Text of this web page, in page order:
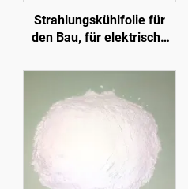
Strahlungskühlfolie für
den Bau, für elektrische
spezielle Lagerhallen,
Öltanks, Getreidelager,
Verkehrseinrichtungen
und Außenanlagen sowie
für neu entstehende
Lebensstil-Anwendungen